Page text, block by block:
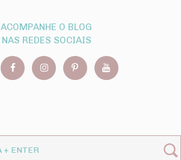
ACOMPANHE O BLOG
NAS REDES SOCIAIS